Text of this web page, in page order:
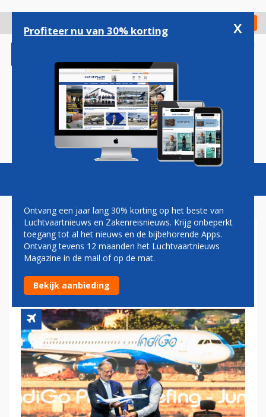
gaan
Check in
Magazine Podcasts Vacatures
PIETER ELBERS BESTELT NOG
EENS DERTIG AIRBUS A350’S
VOOR INDIGO
Profiteer nu van 30% korting x
Ontvang een jaar lang 30% korting op het beste van
Luchtvaartnieuws en Zakenreisnieuws. Krijg onbeperkt
toegang tot al het nieuws en de bijbehorende Apps.
Ontvang tevens 12 maanden het Luchtvaartnieuws
Magazine in de mail of op de mat.
Bekijk aanbieding